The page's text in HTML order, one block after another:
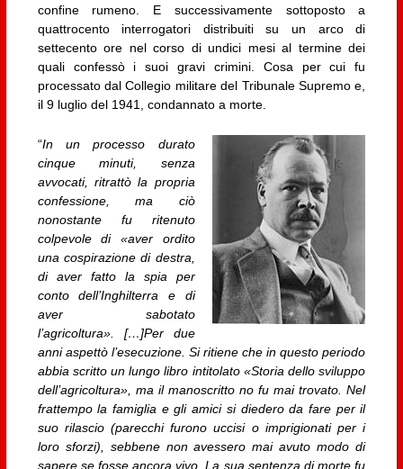
confine rumeno. E successivamente sottoposto a
quattrocento interrogatori distribuiti su un arco di
settecento ore nel corso di undici mesi al termine dei
quali confessò i suoi gravi crimini. Cosa per cui fu
processato dal Collegio militare del Tribunale Supremo e,
il 9 luglio del 1941, condannato a morte.
“In un processo durato
cinque minuti, senza
avvocati, ritrattò la propria
confessione, ma ciò
nonostante fu ritenuto
colpevole di «aver ordito
una cospirazione di destra,
di aver fatto la spia per
conto dell’Inghilterra e di
aver sabotato
l’agricoltura». […]Per due
anni aspettò l’esecuzione. Si ritiene che in questo periodo
abbia scritto un lungo libro intitolato «Storia dello sviluppo
dell’agricoltura», ma il manoscritto no fu mai trovato. Nel
frattempo la famiglia e gli amici si diedero da fare per il
suo rilascio (parecchi furono uccisi o imprigionati per i
loro sforzi), sebbene non avessero mai avuto modo di
sapere se fosse ancora vivo. La sua sentenza di morte fu